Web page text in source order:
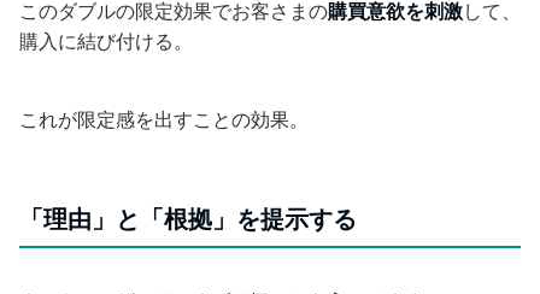
このダブルの限定効果でお客さまの購買意欲を刺激して、
購入に結び付ける。
これが限定感を出すことの効果。
「理由」と「根拠」を提示する